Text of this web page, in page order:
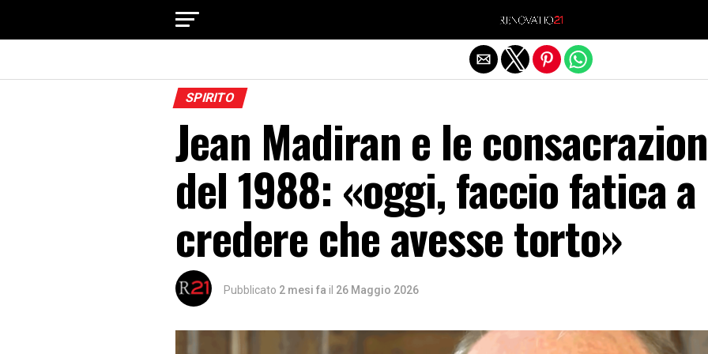
SPIRITO
Jean Madiran e le
del 1988: «oggi, faccio fatica a
credere che avesse torto»
Pubblicato 2 mesi fa il 26 Maggio 2026
Exit mobile version